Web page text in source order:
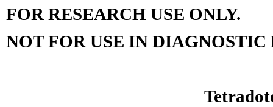
FOR RESEARCH USE ONLY.
NOT FOR USE IN DIAGNOSTIC
T